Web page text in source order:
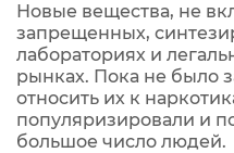
Новые вещества, не
запрещенных,
лабораториях и
рынках. Пока не было
относить их к
популяризировали и
большое число людей.